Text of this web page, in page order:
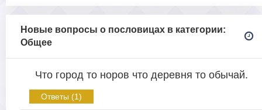
Новые вопросы о пословицах в категории:
Общее
Что город то норов что деревня то обычай.
Ответы (1)